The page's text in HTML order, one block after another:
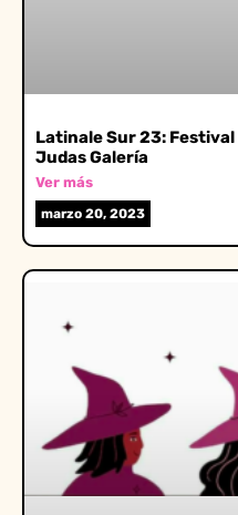
Latinale Sur 23:
Judas Galería
Ver más
marzo 20, 2023